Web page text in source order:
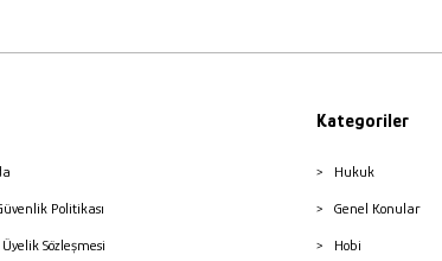
Politikası
Sözleşmesi
Kategoriler
Hukuk
Genel Konular
Hobi